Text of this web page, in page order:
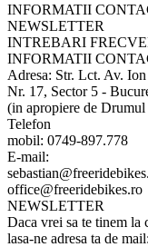
INFORMATII
NEWSLETTER
INTREBARI
INFORMATII
Adresa: Str. Lct. Av.
Nr. 17, Sector 5 -
(in apropiere de
Telefon
mobil: 0749-897.778
E-mail:
office@freeridebikes.ro
NEWSLETTER
Daca vrei sa te tinem la
lasa-ne adresa ta de mail: